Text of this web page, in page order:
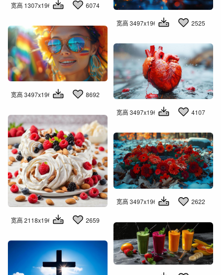
宽高 1307x1960 6074
宽高 3497x1960 2525
宽高 3497x1960 8692
宽高 3497x1960 4107
宽高 2118x1960 2659
宽高 3497x1960 2622